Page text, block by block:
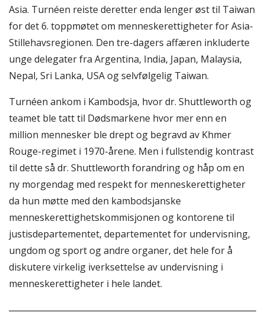
Asia. Turnéen reiste deretter enda lenger øst til Taiwan
for det 6. toppmøtet om menneskerettigheter for Asia-
Stillehavsregionen. Den tre-dagers affæren inkluderte
unge delegater fra Argentina, India, Japan, Malaysia,
Nepal, Sri Lanka, USA og selvfølgelig Taiwan.
Turnéen ankom i Kambodsja, hvor dr. Shuttleworth og
teamet ble tatt til Dødsmarkene hvor mer enn en
million mennesker ble drept og begravd av Khmer
Rouge-regimet i 1970-årene. Men i fullstendig kontrast
til dette så dr. Shuttleworth forandring og håp om en
ny morgendag med respekt for menneskerettigheter
da hun møtte med den kambodsjanske
menneskerettighetskommisjonen og kontorene til
justisdepartementet, departementet for undervisning,
ungdom og sport og andre organer, det hele for å
diskutere virkelig iverksettelse av undervisning i
menneskerettigheter i hele landet.